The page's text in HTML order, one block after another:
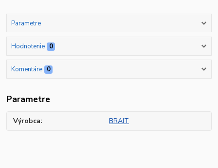
Parametre
Hodnotenie 0
Komentáre 0
Parametre
Výrobca BRAIT